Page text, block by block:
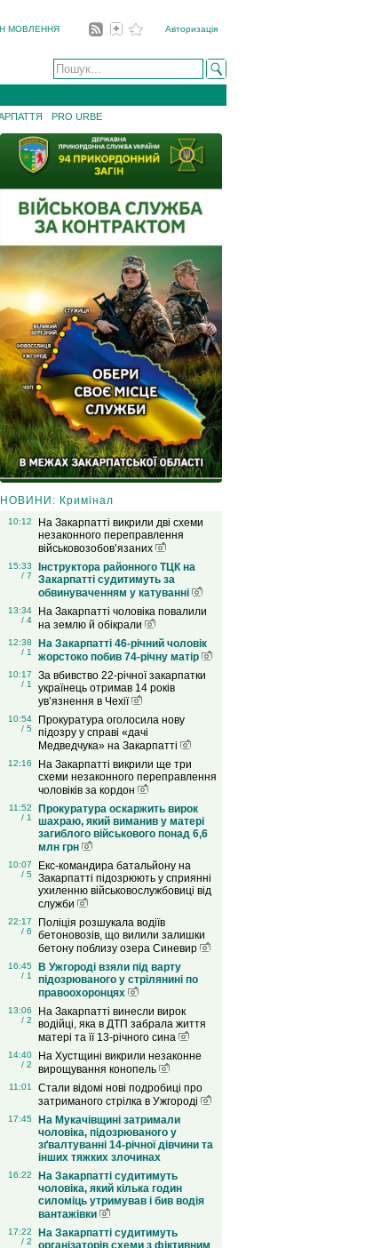
МОВЛЕННЯ Авторизація
PRO URBE
НОВИНИ: Кримінал
10:12
На Закарпатті викрили дві схеми
незаконного переправлення
військовозобов’язаних
15:33
/ 7
Інструктора районного ТЦК на
Закарпатті судитимуть за
обвинуваченням у катуванні
13:34
/ 4
На Закарпатті чоловіка повалили
на землю й обікрали
12:38
/ 1
На Закарпатті 46-річний чоловік
жорстоко побив 74-річну матір
10:17
/ 1
За вбивство 22-річної закарпатки
українець отримав 14 років
ув’язнення в Чехії
10:54
/ 5
Прокуратура оголосила нову
підозру у справі «дачі
Медведчука» на Закарпатті
12:16
На Закарпатті викрили ще три
схеми незаконного переправлення
чоловіків за кордон
11:52
/ 1
Прокуратура оскаржить вирок
шахраю, який виманив у матері
загиблого військового понад 6,6
млн грн
10:07
/ 5
Екс-командира батальйону на
Закарпатті підозрюють у сприянні
ухиленню військовослужбовиці від
служби
22:17
/ 6
Поліція розшукала водіїв
бетоновозів, що вилили залишки
бетону поблизу озера Синевир
16:45
/ 1
В Ужгороді взяли під варту
підозрюваного у стрілянині по
правоохоронцях
13:06
/ 2
На Закарпатті винесли вирок
водійці, яка в ДТП забрала життя
матері та її 13-річного сина
14:40
/ 2
На Хустщині викрили незаконне
вирощування конопель
11:01
Стали відомі нові подробиці про
затриманого стрілка в Ужгороді
17:45
На Мукачівщині затримали
чоловіка, підозрюваного у
зґвалтуванні 14-річної дівчини та
інших тяжких злочинах
16:22
На Закарпатті судитимуть
чоловіка, який кілька годин
силоміць утримував і бив водія
вантажівки
17:22
/ 2
На Закарпатті судитимуть